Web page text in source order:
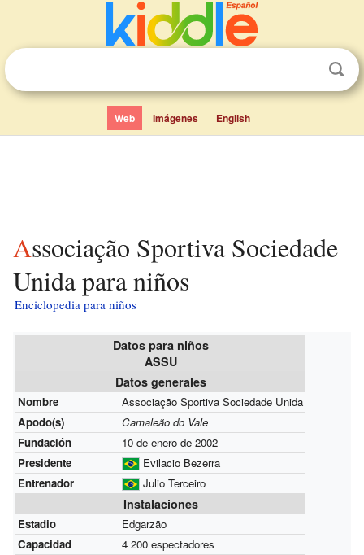
Web Imágenes English
Associação Sportiva Sociedade
Unida para niños
Enciclopedia para niños
Datos para niños
ASSU
Datos generales
Nombre
Associação Sportiva Sociedade Unida
Apodo(s)
Camaleão do Vale
Fundación
10 de enero de 2002
Presidente
Evilacio Bezerra
Entrenador
Julio Terceiro
Instalaciones
Estadio
Edgarzão
Capacidad
4 200 espectadores